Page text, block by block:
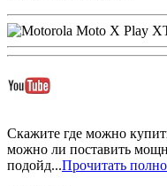
Скажите где можно
можно ли поставить
подойд...Прочитать